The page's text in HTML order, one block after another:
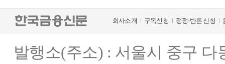
회사소개 구독신청 정정·반론 신청
발행소(주소) : 서울시 중구